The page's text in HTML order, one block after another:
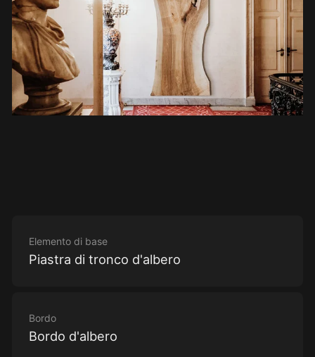
Elemento di base
Piastra di tronco d'albero
Bordo
Bordo d'albero